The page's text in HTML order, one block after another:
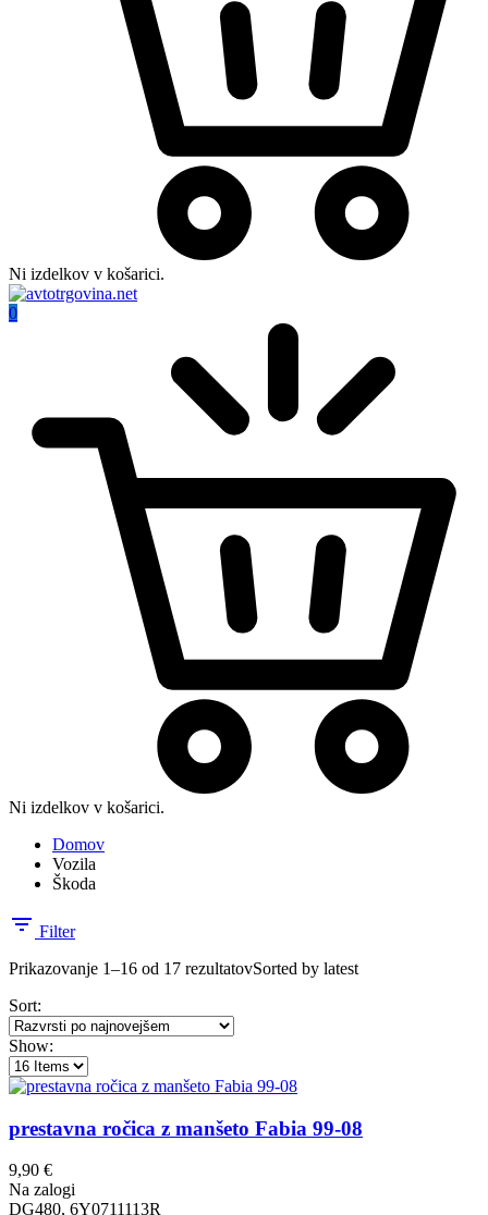
Ni izdelkov v košarici.
0
Ni izdelkov v košarici.
Domov
Vozila
Škoda
Filter
Prikazovanje 1–16 od 17 rezultatovSorted by latest
Sort:
Show:
prestavna ročica z manšeto Fabia 99-08
9,90 €
Na zalogi
DG480, 6Y0711113R